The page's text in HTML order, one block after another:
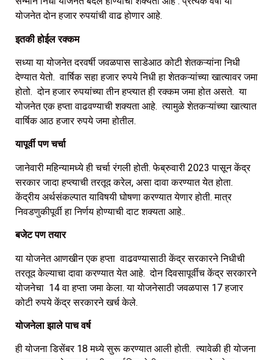
योजनेत दोन हजार रुपयांची वाढ होणार आहे.
इतकी होईल रक्कम
सध्या या योजनेत दरवर्षी जवळपास साडेआठ कोटी शेतकऱ्यांना निधी
देण्यात येतो. वार्षिक सहा हजार रुपये निधी हा शेतकऱ्यांच्या खात्यावर जमा
होतो. दोन हजार रुपयांच्या तीन हप्त्यात ही रक्कम जमा होत असते. या
योजनेत एक हप्ता वाढवण्याची शक्यता आहे. त्यामुळे शेतकऱ्यांच्या खात्यात
वार्षिक आठ हजार रुपये जमा होतील.
यापूर्वी पण चर्चा
जानेवारी महिन्यामध्ये ही चर्चा रंगली होती. फेब्रुवारी 2023 पासून केंद्र
सरकार जादा हप्त्याची तरतूद करेल, असा दावा करण्यात येत होता.
केंद्रीय अर्थसंकल्पात याविषयी घोषणा करण्यात येणार होती. मात्र
निवडणुकीपूर्वी हा निर्णय होण्याची दाट शक्यता आहे..
बजेट पण तयार
या योजनेत आणखीन एक हप्ता वाढवण्यासाठी केंद्र सरकारने निधीची
तरतूद केल्याचा दावा करण्यात येत आहे. दोन दिवसापूर्वीच केंद्र सरकारने
योजनेचा 14 वा हप्ता जमा केला. या योजनेसाठी जवळपास 17 हजार
कोटी रुपये केंद्र सरकारने खर्च केले.
योजनेला झाले पाच वर्ष
ही योजना डिसेंबर 18 मध्ये सुरू करण्यात आली होती. त्यावेळी ही योजना